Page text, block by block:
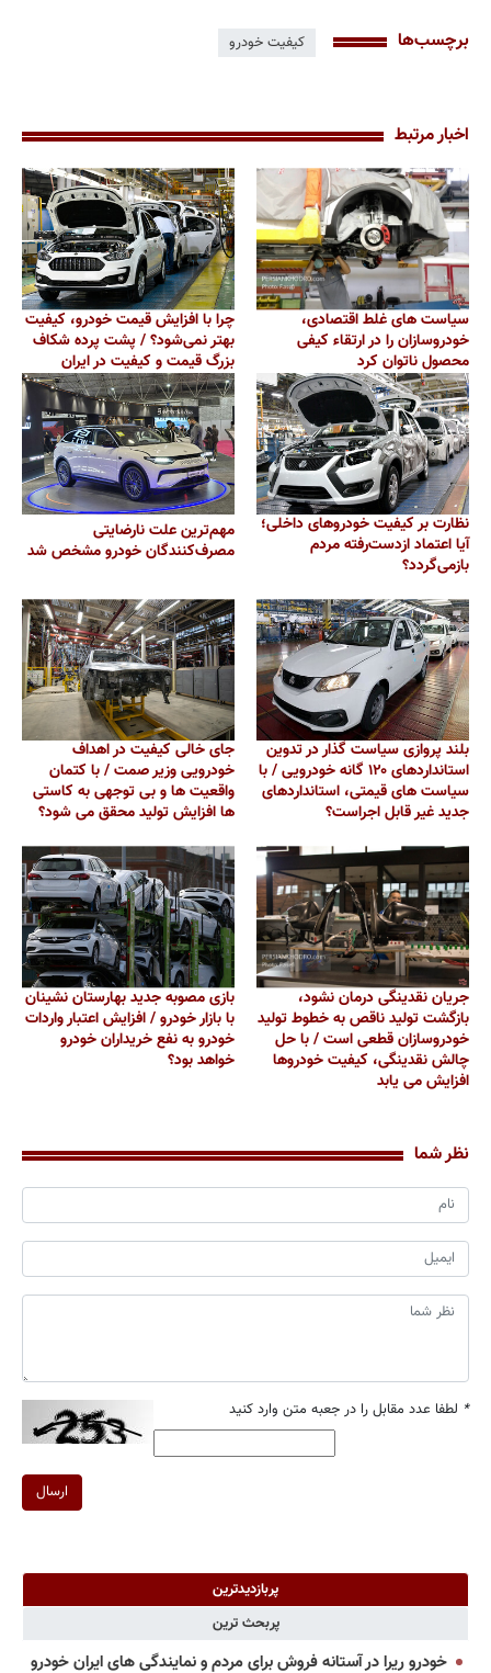
برچسب‌ها کیفیت خودرو
اخبار مرتبط
سیاست های غلط اقتصادی،
خودروسازان را در ارتقاء کیفی
محصول ناتوان کرد
چرا با افزایش قیمت خودرو، کیفیت
بهتر نمی‌شود؟ / پشت پرده شکاف
بزرگ قیمت و کیفیت در ایران
نظارت بر کیفیت خودروهای داخلی؛
آیا اعتماد ازدست‌رفته مردم
بازمی‌گردد؟
مهم‌ترین علت نارضایتی
مصرف‌کنندگان خودرو مشخص شد
بلند پروازی سیاست گذار در تدوین
استانداردهای ۱۲۰ گانه خودرویی / با
سیاست‌ های قیمتی، استانداردهای
جدید غیر قابل اجراست؟
جای خالی کیفیت در اهداف
خودرویی وزیر صمت / با کتمان
واقعیت ها و بی توجهی به کاستی
ها افزایش تولید محقق می شود؟
جریان نقدینگی درمان نشود،
بازگشت تولید ناقص به خطوط تولید
خودروسازان قطعی است / با حل
چالش نقدینگی، کیفیت خودروها
افزایش می یابد
بازی مصوبه جدید بهارستان نشینان
با بازار خودرو / افزایش اعتبار واردات
خودرو به نفع خریداران خودرو
خواهد بود؟
نظر شما
* لطفا عدد مقابل را در جعبه متن وارد کنید
ارسال
پربازدیدترین
پربحث ترین
خودرو ریرا در آستانه فروش برای مردم و نمایندگی های ایران خودرو